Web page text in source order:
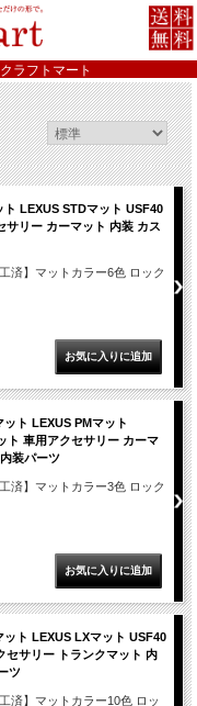
ラフトマート
LEXUS STDマット USF40
サリー カーマット 内装 カス
済】マットカラー6色 ロック
ト LEXUS PMマット
ト 車用アクセサリー カーマ
装パーツ
済】マットカラー3色 ロック
ト LEXUS LXマット USF40
セサリー トランクマット 内
ツ
済】マットカラー10色 ロッ